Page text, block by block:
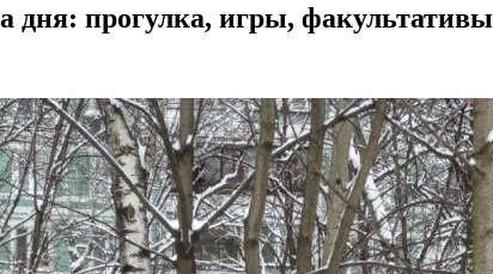
дня: прогулка, игры, факультативы